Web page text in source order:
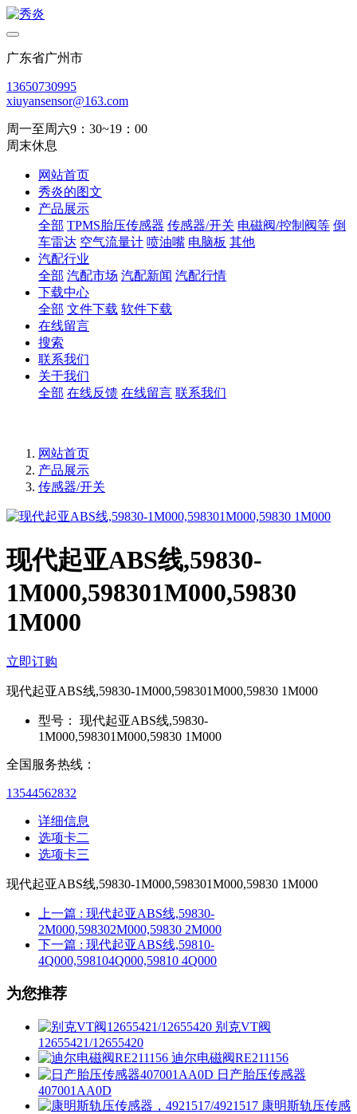
广东省广州市
13650730995
xiuyansensor@163.com
周一至周六9：30~19：00
周末休息
网站首页
秀炎的图文
产品展示
全部 TPMS胎压传感器 传感器/开关 电磁阀/控制阀等 倒
车雷达 空气流量计 喷油嘴 电脑板 其他
汽配行业
全部 汽配市场 汽配新闻 汽配行情
下载中心
全部 文件下载 软件下载
在线留言
搜索
联系我们
关于我们
全部 在线反馈 在线留言 联系我们
网站首页
产品展示
传感器/开关
现代起亚ABS线,59830-
1M000,598301M000,59830
1M000
立即订购
现代起亚ABS线,59830-1M000,598301M000,59830 1M000
型号：
现代起亚ABS线,59830-
1M000,598301M000,59830 1M000
全国服务热线：
13544562832
详细信息
选项卡二
选项卡三
现代起亚ABS线,59830-1M000,598301M000,59830 1M000
上一篇 : 现代起亚ABS线,59830-
2M000,598302M000,59830 2M000
下一篇 : 现代起亚ABS线,59810-
4Q000,598104Q000,59810 4Q000
为您推荐
别克VT阀
12655421/12655420
迪尔电磁阀RE211156
日产胎压传感器
407001AA0D
康明斯轨压传感